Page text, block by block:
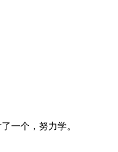
一个，努力学。